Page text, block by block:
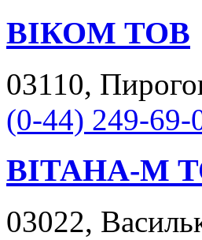
ВІКОМ ТОВ
03110,
(0-44) 249-69-
ВІТАНА-М
03022,